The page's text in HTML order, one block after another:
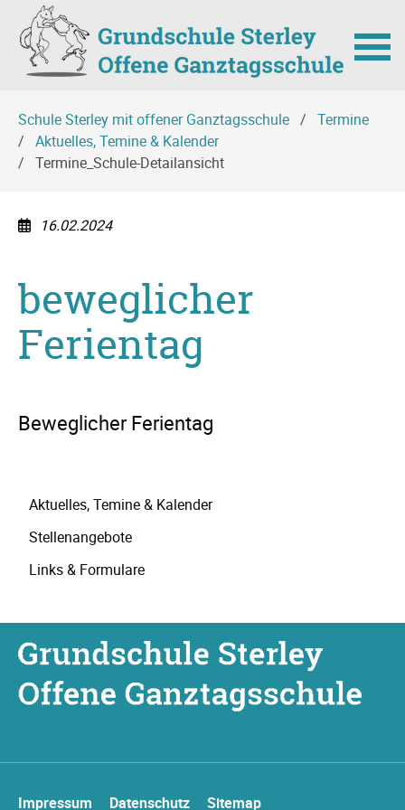
überspringen
Schule Sterley mit offener Ganztagsschule
Termine
Aktuelles, Temine & Kalender
Termine_Schule-Detailansicht
16.02.2024
beweglicher
Ferientag
Beweglicher Ferientag
überspringen
Aktuelles, Temine & Kalender
Stellenangebote
Links & Formulare
überspringen
Impressum Datenschutz Sitemap